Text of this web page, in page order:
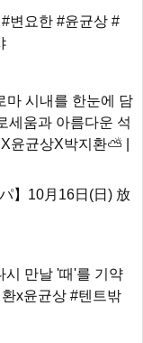
변요한 #윤균상 #
마 시내를 한눈에 담
세움과 아름다운 석
윤균상X박지환⛅ |
】10月16日(日) 放
시 만날 '때'를 기약
x윤균상 #텐트밖